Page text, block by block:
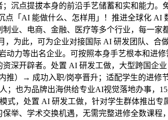
沉点提拔本身的前沿手艺储蓄和实和能力
「AI 能做什么、怎样用」！推进全球化
业、电商、金融、医疗等多个行业，每一
为此，可为企业对接国际 AI 研发团队、合
力等出名企业。可按照本身手艺根本和进
深开辟者。处置 AI 研发工做，大型跨国企
）→ 成功入职/岗亭晋升；适配学生的进修
；也为品牌出海供给专业AI视觉落地办事，
式，处置 AI 研发工做，针对学生群体推出
举、学术交换机遇，无需完整进修全数课